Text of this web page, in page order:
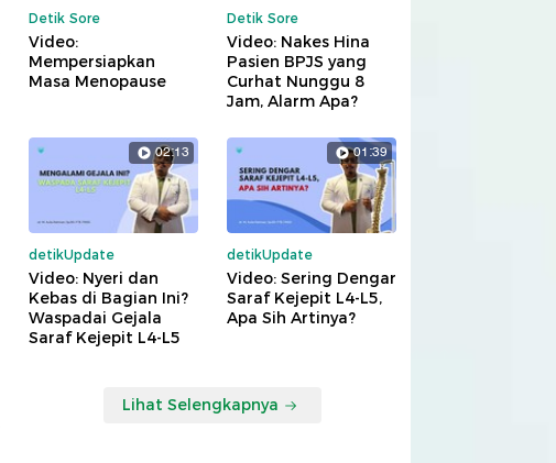
Detik Sore
Video:
Mempersiapkan
Masa Menopause
Detik Sore
Video: Nakes Hina
Pasien BPJS yang
Curhat Nunggu 8
Jam, Alarm Apa?
02:13
detikUpdate
Video: Nyeri dan
Kebas di Bagian Ini?
Waspadai Gejala
Saraf Kejepit L4-L5
01:39
detikUpdate
Video: Sering Dengar
Saraf Kejepit L4-L5,
Apa Sih Artinya?
Lihat Selengkapnya